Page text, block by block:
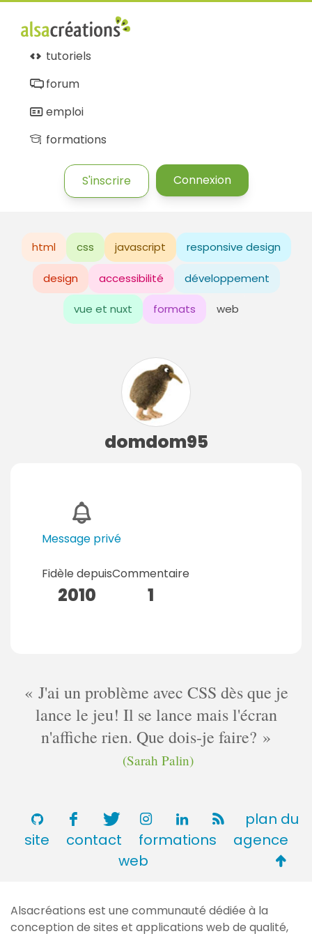
tutoriels
forum
emploi
formations
S'inscrire Connexion
html css javascript responsive design
design accessibilité développement
vue et nuxt formats web
domdom95
Message privé
Fidèle depuis
2010
Commentaire
1
J'ai un problème avec CSS dès que je
lance le jeu! Il se lance mais l'écran
n'affiche rien. Que dois-je faire?
(Sarah Palin)
plan du
site
contact formations
agence
web
de
Alsacréations est une communauté dédiée à la
conception de sites et applications web de qualité,